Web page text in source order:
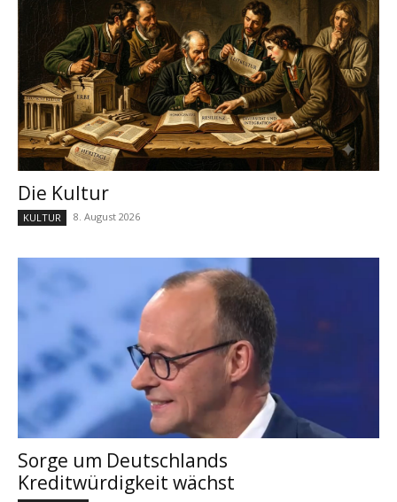
Die Kultur
KULTUR 8. August 2026
Sorge um Deutschlands
Kreditwürdigkeit wächst